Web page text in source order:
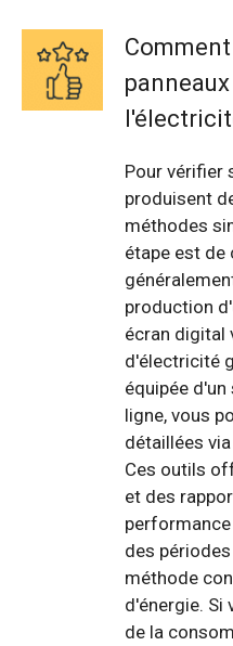
Pour vérifier
produisent
méthodes
étape est de
production
écran digital
d'électricité
équipée
ligne, vous
détaillées
Ces outils
et des
des
méthode
d'énergie. Si
de la